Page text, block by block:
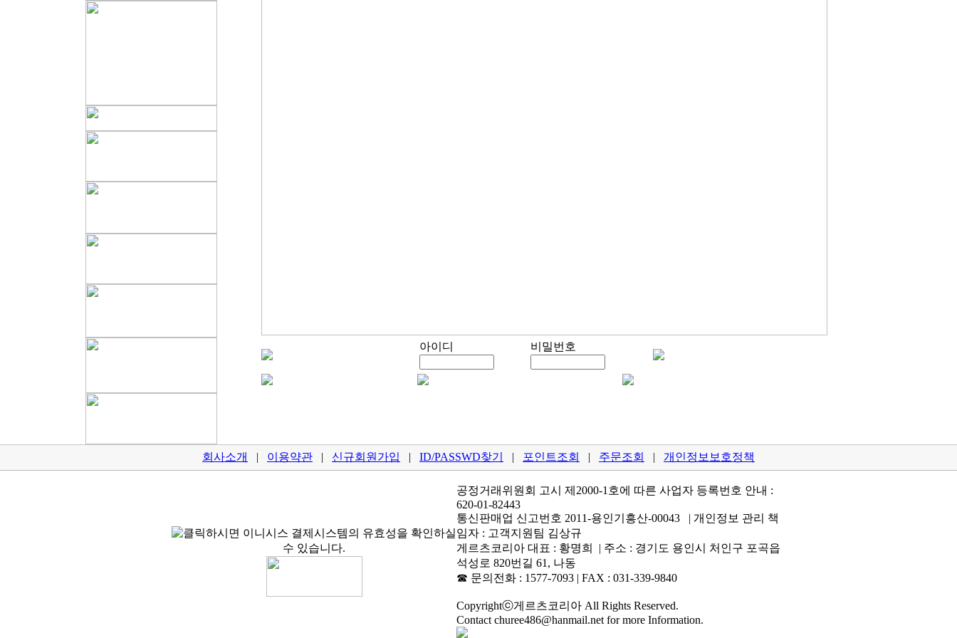
아이디 비밀번호
회사소개 | 이용약관 | 신규회원가입 | ID/PASSWD찾기 | 포인트조회 | 주문조회 | 개인정보보호정책
공정거래위원회 고시 제2000-1호에 따른 사업자 등록번호 안내 :
620-01-82443
통신판매업 신고번호 2011-용인기흥산-00043 | 개인정보 관리 책
임자 : 고객지원팀 김상규
게르츠코리아 대표 : 황명희 | 주소 : 경기도 용인시 처인구 포곡읍
석성로 820번길 61, 나동
☎ 문의전화 : 1577-7093 | FAX : 031-339-9840
Copyrightⓒ게르츠코리아 All Rights Reserved.
Contact churee486@hanmail.net for more Information.